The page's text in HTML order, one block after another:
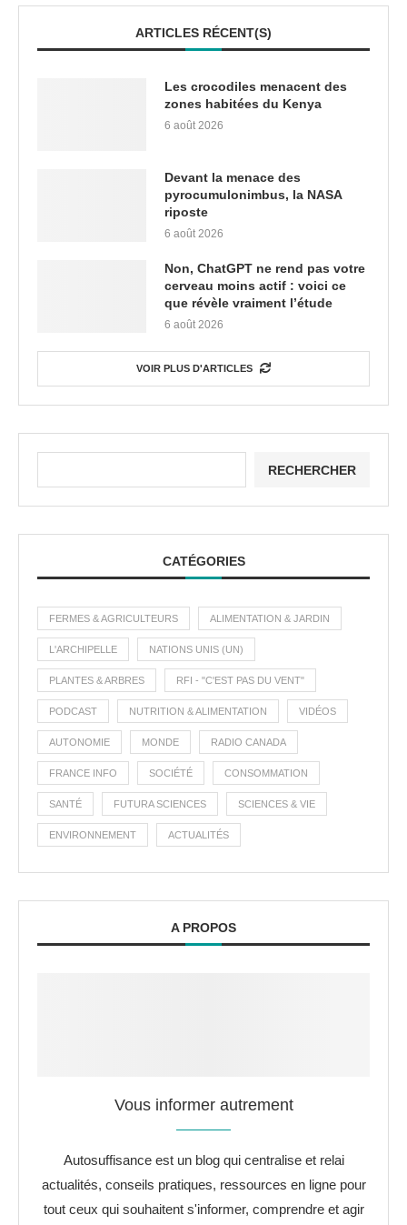
ARTICLES RÉCENT(S)
Les crocodiles menacent des
zones habitées du Kenya
6 août 2026
Devant la menace des
pyrocumulonimbus, la NASA
riposte
6 août 2026
Non, ChatGPT ne rend pas votre
cerveau moins actif : voici ce
que révèle vraiment l’étude
6 août 2026
VOIR PLUS D'ARTICLES
RECHERCHER
CATÉGORIES
FERMES & AGRICULTEURS ALIMENTATION & JARDIN
L'ARCHIPELLE NATIONS UNIS (UN)
PLANTES & ARBRES RFI - "C'EST PAS DU VENT"
PODCAST NUTRITION & ALIMENTATION VIDÉOS
AUTONOMIE MONDE RADIO CANADA
FRANCE INFO SOCIÉTÉ CONSOMMATION
SANTÉ FUTURA SCIENCES SCIENCES & VIE
ENVIRONNEMENT ACTUALITÉS
A PROPOS
Vous informer autrement
Autosuffisance est un blog qui centralise et relai
actualités, conseils pratiques, ressources en ligne pour
tout ceux qui souhaitent s'informer, comprendre et agir